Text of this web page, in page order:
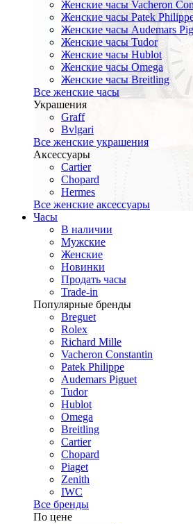
Женские часы Vacheron
Женские часы Patek
Женские часы Audemars
Женские часы Tudor
Женские часы Hublot
Женские часы Omega
Женские часы Breitling
Все женские часы
Украшения
Graff
Bvlgari
Все женские украшения
Аксессуары
Cartier
Chopard
Hermes
Все женские аксессуары
Часы
В наличии
Мужские
Женские
Новинки
Продать часы
Trade-in
Популярные бренды
Breguet
Rolex
Richard Mille
Vacheron Constantin
Patek Philippe
Audemars Piguet
Tudor
Hublot
Omega
Breitling
Cartier
Chopard
Piaget
Zenith
IWC
Все бренды
По цене